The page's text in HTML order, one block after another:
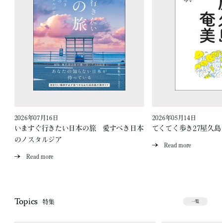
2026年07月16日
いますぐ行きたい日本の旅 愛すべき日本
のノスタルジア
Read more
2026年05月14日
てくてく歩き27屋久
Read more
Topics 特集 一覧